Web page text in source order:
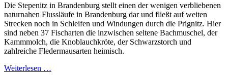
Die Stepenitz in Brandenburg stellt einen der wenigen verbliebenen
naturnahen Flussläufe in Brandenburg dar und fließt auf weiten
Strecken noch in Schleifen und Windungen durch die Prignitz. Hier
sind neben 37 Fischarten die inzwischen seltene Bachmuschel, der
Kammmolch, die Knoblauchkröte, der Schwarzstorch und
zahlreiche Fledermausarten heimisch.
Weiterlesen …